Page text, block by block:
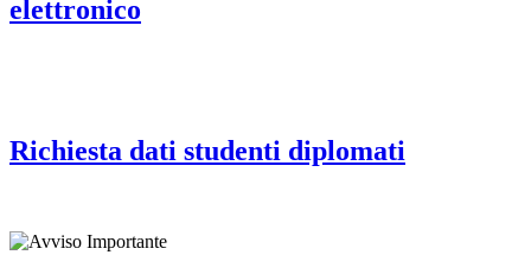
elettronico
Richiesta dati studenti diplomati